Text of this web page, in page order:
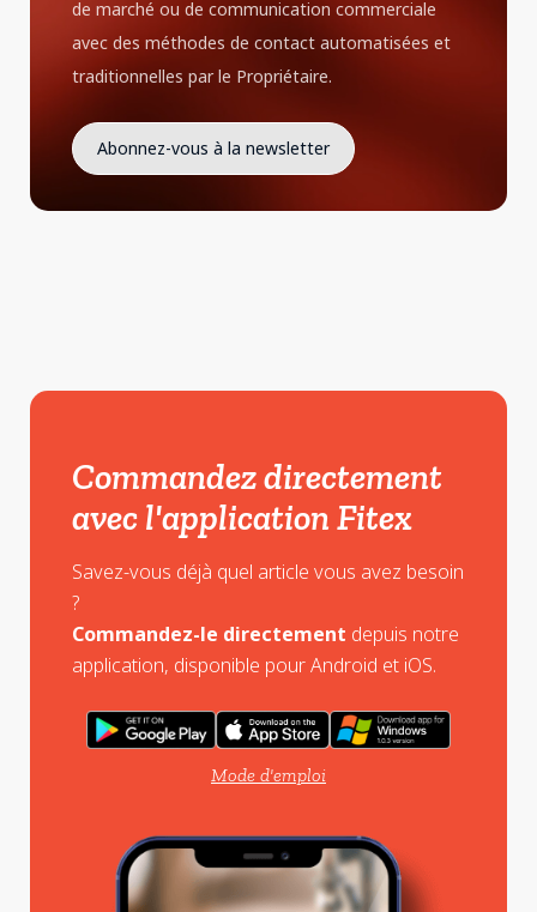
de marché ou de communication commerciale
avec des méthodes de contact automatisées et
traditionnelles par le Propriétaire.
Commandez directement
avec l'application Fitex
Savez-vous déjà quel article vous avez besoin
?
Commandez-le directement depuis notre
application, disponible pour Android et iOS.
Mode d'emploi